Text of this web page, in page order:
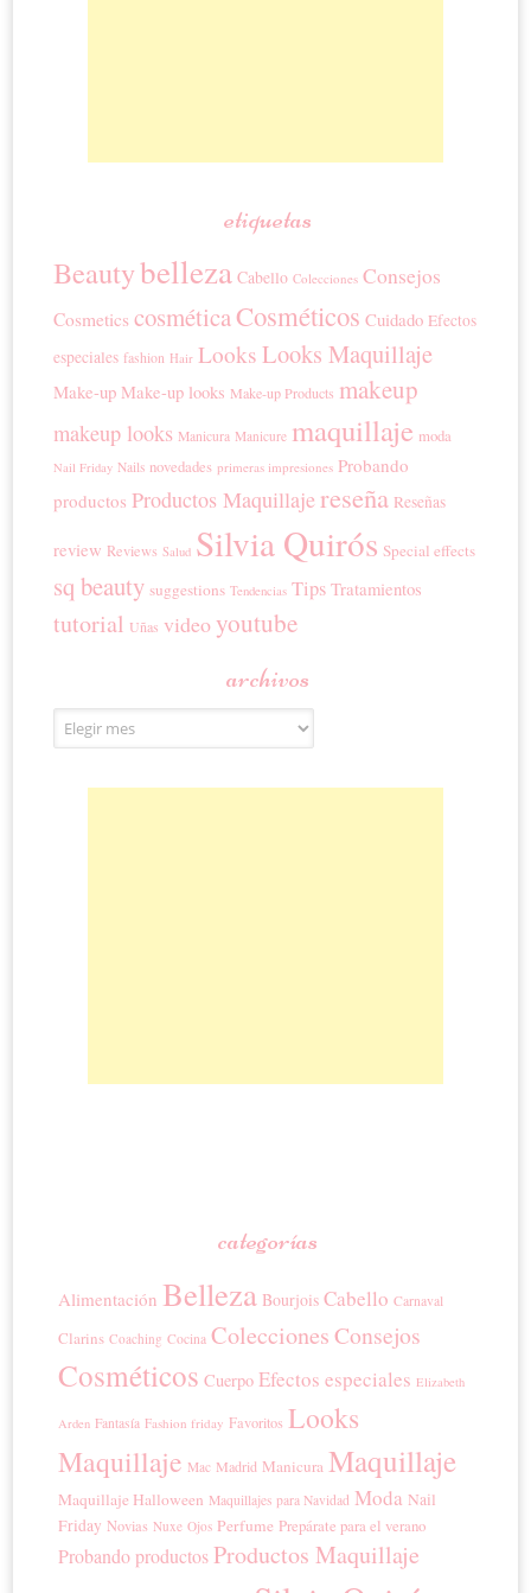
etiquetas
Beautybelleza Cabello Colecciones Consejos
Cosmetics cosméticaCosméticos Cuidado Efectos
especiales fashion Hair Looks Looks Maquillaje
Make-up Make-up looks Make-up Products makeup
makeup looks Manicura Manicure maquillaje moda
Nail Friday Nails novedades primeras impresiones Probando
productos Productos Maquillajereseña Reseñas
review Reviews Salud Silvia Quirós Special effects
sq beauty suggestions Tendencias Tips Tratamientos
tutorial Uñas videoyoutube
archivos
Archivos
categorías
Alimentación Belleza Bourjois Cabello Carnaval
Clarins Coaching Cocina ColeccionesConsejos
Cosméticos Cuerpo Efectos especiales Elizabeth
Arden Fantasía Fashion friday Favoritos Looks
Maquillaje Mac Madrid Manicura Maquillaje
Maquillaje Halloween Maquillajes para Navidad Moda Nail
Friday Novias Nuxe Ojos Perfume Prepárate para el verano
Probando productos Productos Maquillaje